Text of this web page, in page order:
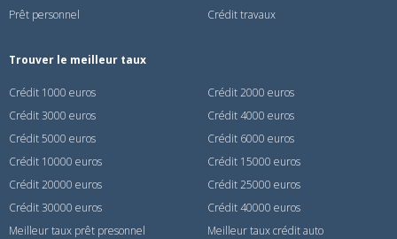
Prêt personnel
Crédit travaux
Trouver le meilleur taux
Crédit 1000 euros
Crédit 2000 euros
Crédit 3000 euros
Crédit 4000 euros
Crédit 5000 euros
Crédit 6000 euros
Crédit 10000 euros
Crédit 15000 euros
Crédit 20000 euros
Crédit 25000 euros
Crédit 30000 euros
Crédit 40000 euros
Meilleur taux prêt presonnel
Meilleur taux crédit auto